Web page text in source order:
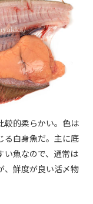
較的柔らかい。色は
る白身魚だ。主に底
い魚なので、通常は
、鮮度が良い活〆物